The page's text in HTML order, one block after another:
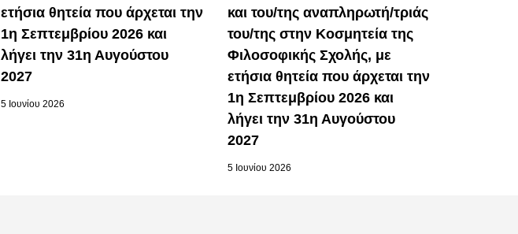
ετήσια θητεία που άρχεται την
1η Σεπτεμβρίου 2026 και
λήγει την 31η Αυγούστου
2027
5 Ιουνίου 2026
και του/της αναπληρωτή/τριάς
του/της στην Κοσμητεία της
Φιλοσοφικής Σχολής, με
ετήσια θητεία που άρχεται την
1η Σεπτεμβρίου 2026 και
λήγει την 31η Αυγούστου
2027
5 Ιουνίου 2026